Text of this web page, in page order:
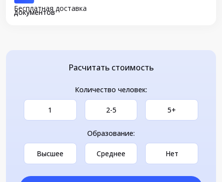
Бесплатная доставка
документов
Расчитать стоимость
Количество человек:
1 2-5 5+
Образование:
Высшее Среднее Нет